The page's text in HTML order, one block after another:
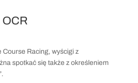
Course Racing, wyścigi z
spotkać się także z określeniem